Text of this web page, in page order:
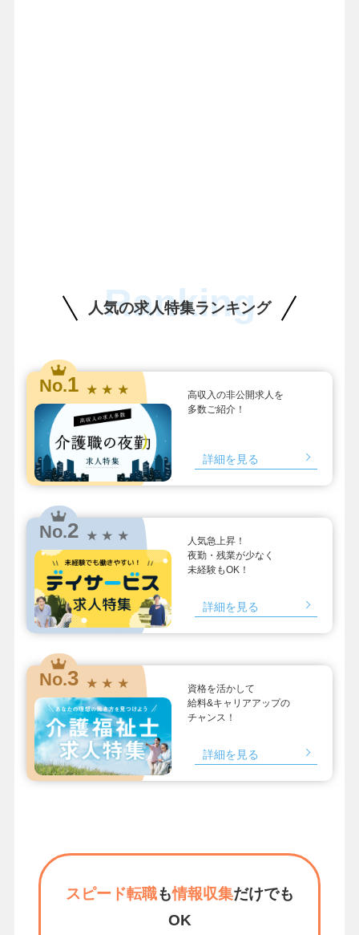
人気の求人特集ランキング
Ranking
No.1 ★ ★ ★
高収入の非公開求人を
多数ご紹介！
詳細を見る
No.2 ★ ★ ★
人気急上昇！
夜勤・残業が少なく
未経験もOK！
詳細を見る
No.3 ★ ★ ★
資格を活かして
給料&キャリアアップの
チャンス！
詳細を見る
スピード転職も情報収集だけでも
OK